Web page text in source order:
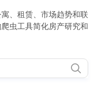
、租赁、市场趋势和联
虫工具简化房产研究和